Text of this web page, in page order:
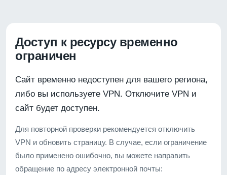
Доступ к ресурсу временно
ограничен
Сайт временно недоступен для вашего региона,
либо вы используете VPN. Отключите VPN и
сайт будет доступен.
Для повторной проверки рекомендуется отключить
VPN и обновить страницу. В случае, если ограничение
было применено ошибочно, вы можете направить
обращение по адресу электронной почты: